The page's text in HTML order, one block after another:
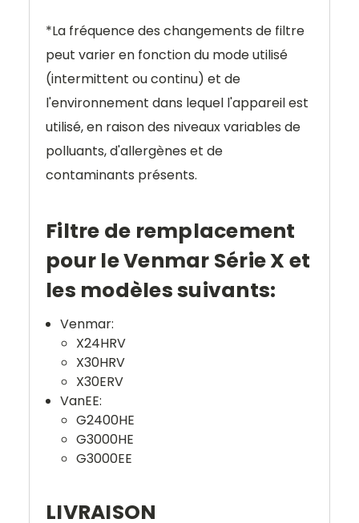
*La fréquence des changements de filtre
peut varier en fonction du mode utilisé
(intermittent ou continu) et de
l'environnement dans lequel l'appareil est
utilisé, en raison des niveaux variables de
polluants, d'allergènes et de
contaminants présents.
Filtre de remplacement
pour leVenmar Série X et
les modèles suivants:
Venmar:
X24HRV
X30HRV
X30ERV
VanEE:
G2400HE
G3000HE
G3000EE
LIVRAISON